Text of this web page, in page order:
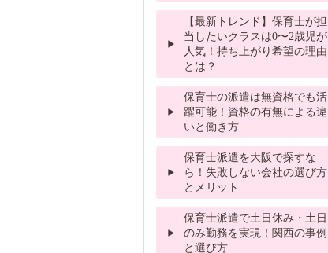
【最新トレンド】保育士が担
当したいクラスは0〜2歳児が
人気！持ち上がり希望の理由
とは？
保育士の派遣は無資格でも活
躍可能！資格の有無による違
いと働き方
保育士派遣を大阪で探すな
ら！失敗しない会社の選び方
とメリット
保育士派遣で土日休み・土日
のみ勤務を実現！関西の事例
と選び方